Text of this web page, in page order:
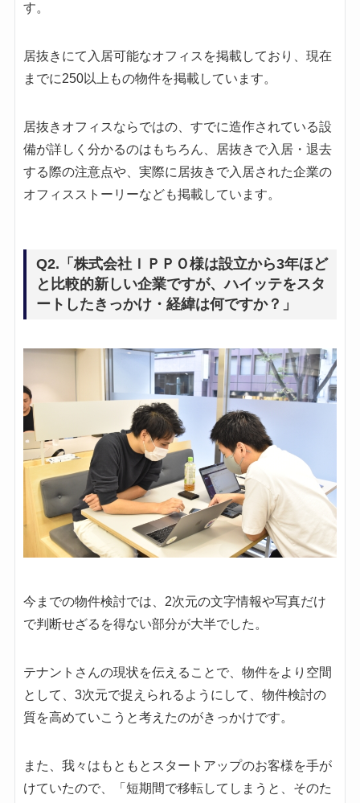
す。
居抜きにて入居可能なオフィスを掲載しており、現在
までに250以上もの物件を掲載しています。
居抜きオフィスならではの、すでに造作されている設
備が詳しく分かるのはもちろん、居抜きで入居・退去
する際の注意点や、実際に居抜きで入居された企業の
オフィスストーリーなども掲載しています。
Q2.「株式会社ＩＰＰＯ様は設立から3年ほど
と比較的新しい企業ですが、ハイッテをスタ
ートしたきっかけ・経緯は何ですか？」
今までの物件検討では、2次元の文字情報や写真だけ
で判断せざるを得ない部分が大半でした。
テナントさんの現状を伝えることで、物件をより空間
として、3次元で捉えられるようにして、物件検討の
質を高めていこうと考えたのがきっかけです。
また、我々はもともとスタートアップのお客様を手が
けていたので、「短期間で移転してしまうと、そのた